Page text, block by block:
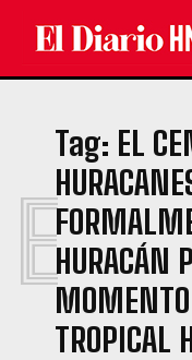
Tag: EL
HURACÁN
TROPICAL
E